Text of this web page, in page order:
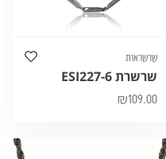
שרשראות
שרשרת ESI227-6
₪109.00